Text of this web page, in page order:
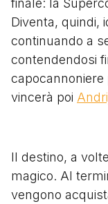
finale: la
Diventa, quindi,
continuando a
contendendosi
vincerà poi
ll destino, a
magico. Al
vengono